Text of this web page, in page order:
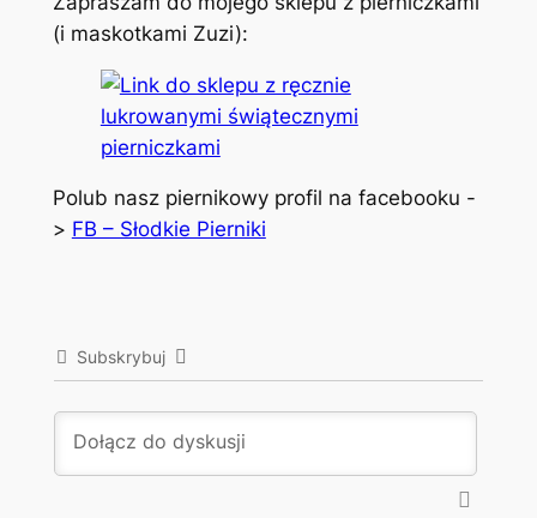
(i maskotkami Zuzi):
Polub nasz piernikowy profil na facebooku -
> FB – Słodkie Pierniki
Subskrybuj